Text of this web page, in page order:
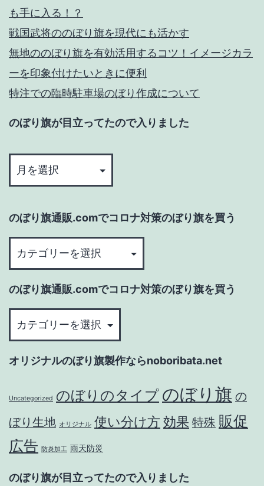
も手に入る！？
戦国武将ののぼり旗を現代にも活かす
無地ののぼり旗を有効活用するコツ！イメージカラ
ーを印象付けたいときに便利
特注での臨時駐車場のぼり作成について
のぼり旗が目立ってたので入りました
り
が
目
立
っ
て
た
の
で
入
ま
し
のぼり旗通販.comでコロナ対策のぼり旗を買う
旗
販.com
コ
ナ
対
策
の
ぼ
のぼり旗通販.comでコロナ対策のぼり旗を買う
旗
販.com
で
コ
ナ
オリジナルのぼり旗製作ならnoboribata.net
Uncategorized のぼりのタイプ のぼり旗 の
ぼり生地 オリジナル 使い分け方 効果 特殊 販促
広告
防炎加工 雨天防災
のぼり旗が目立ってたので入りました